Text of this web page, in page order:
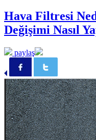
Hava Filtresi
Değişimi Nasıl
paylaş